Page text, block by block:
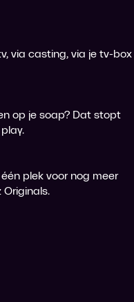
via casting, via je tv-box
op je soap? Dat stopt
plek voor nog meer